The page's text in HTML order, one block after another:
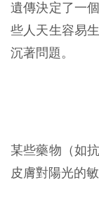
遺傳決定了一
些人天生容易
沉著問題。
某些藥物（如
皮膚對陽光的